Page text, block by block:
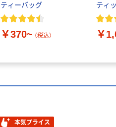
ティーバッグ
￥370~ （税込）
ティ
￥
本気プライス